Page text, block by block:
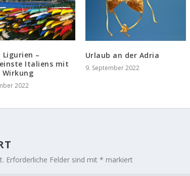
Ligurien –
Italiens mit
Wirkung
2022
Urlaub an der Adria
9. September 2022
Erforderliche Felder sind mit* markiert